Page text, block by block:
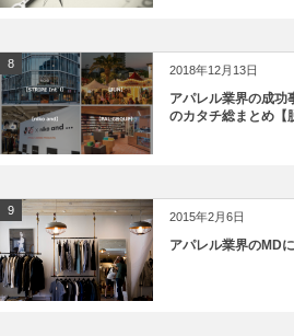
8 2018年12月13日
アパレル業界の成功
のカタチ総まとめ【
9 2015年2月6日
アパレル業界のMD